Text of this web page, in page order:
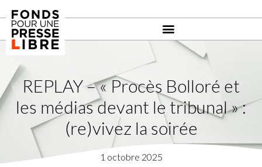
REPLAY – « Procès Bolloré et
les médias devant le tribunal » :
(re)vivez la soirée
1 octobre 2025